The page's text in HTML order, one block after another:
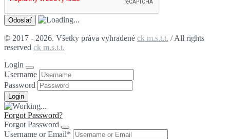
© 2017 - 2026. Všetky práva vyhradené ck m.s.t.t. / All rights
reserved ck m.s.t.t.
Login
Username
Password
Forgot Password?
Forgot Password
Username or Email*